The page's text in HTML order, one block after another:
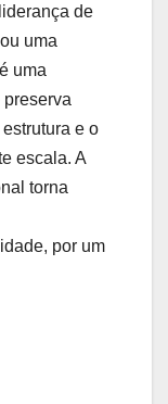
de
uma
uma
e o
escala. A
torna
por um